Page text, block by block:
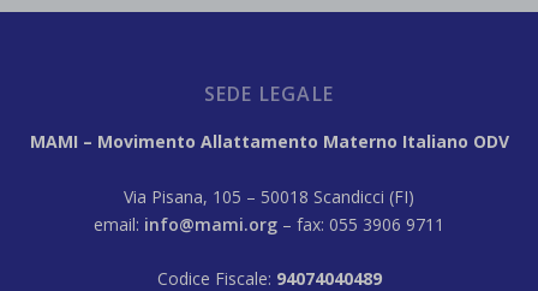
SEDE LEGALE
MAMI – Movimento Allattamento Materno Italiano ODV
Via Pisana, 105 – 50018 Scandicci (FI)
email: info@mami.org – fax: 055 3906 9711
Codice Fiscale: 94074040489